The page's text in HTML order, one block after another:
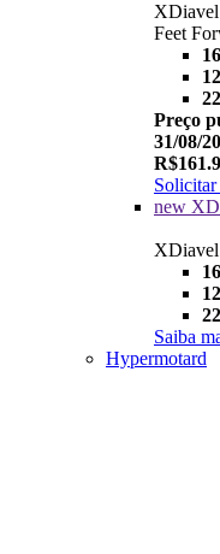
Feet
Preço
31/08/
Solicitar
new
Saiba
Hypermotard